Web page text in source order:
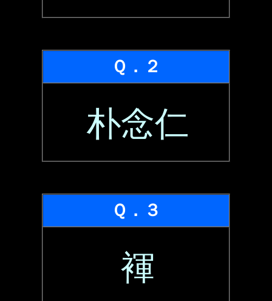
Ｑ．２
朴念仁
Ｑ．３
褌